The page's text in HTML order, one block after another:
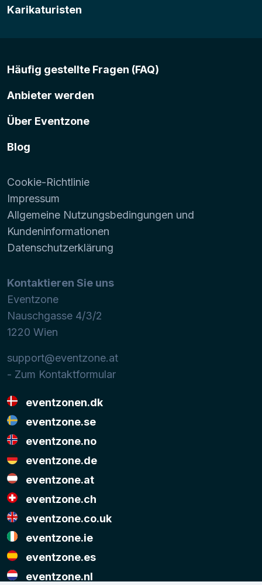
Karikaturisten
Häufig gestellte Fragen (FAQ)
Anbieter werden
Über Eventzone
Blog
Cookie-Richtlinie
Impressum
Allgemeine Nutzungsbedingungen und
Kundeninformationen
Datenschutzerklärung
Kontaktieren Sie uns
Eventzone
Nauschgasse 4/3/2
1220 Wien
support@eventzone.at
- Zum Kontaktformular
eventzonen.dk
eventzone.se
eventzone.no
eventzone.de
eventzone.at
eventzone.ch
eventzone.co.uk
eventzone.ie
eventzone.es
eventzone.nl